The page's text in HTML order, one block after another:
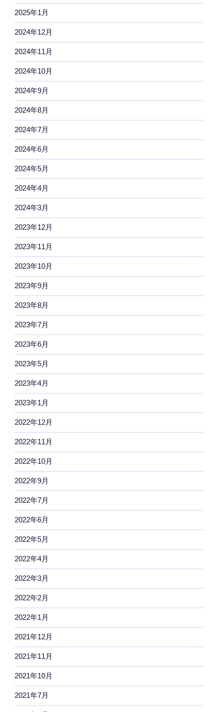
2025年1月
2024年12月
2024年11月
2024年10月
2024年9月
2024年8月
2024年7月
2024年6月
2024年5月
2024年4月
2024年3月
2023年12月
2023年11月
2023年10月
2023年9月
2023年8月
2023年7月
2023年6月
2023年5月
2023年4月
2023年1月
2022年12月
2022年11月
2022年10月
2022年9月
2022年7月
2022年6月
2022年5月
2022年4月
2022年3月
2022年2月
2022年1月
2021年12月
2021年11月
2021年10月
2021年7月